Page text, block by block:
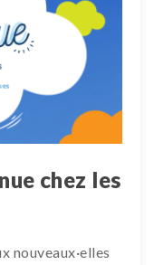
chez les
nouveaux·elles